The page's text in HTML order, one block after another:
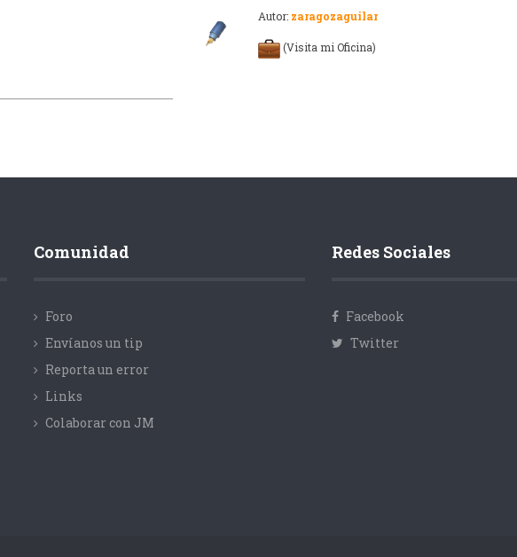
Autor: zaragozaguilar
(Visita mi Oficina)
Comunidad
Foro
Envíanos un tip
Reporta un error
Links
Colaborar con JM
Redes Sociales
Facebook
Twitter